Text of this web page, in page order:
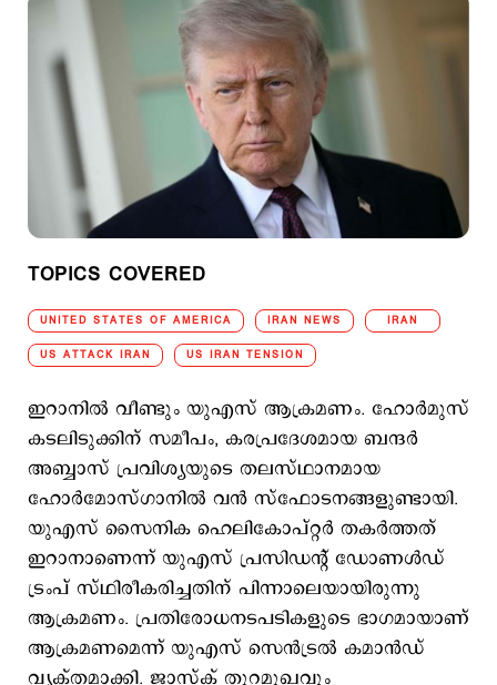
TOPICS COVERED
UNITED STATES OF AMERICA IRAN NEWS IRAN
US ATTACK IRAN US IRAN TENSION
ഇറാനില്‍ വീണ്ടും യുഎസ് ആക്രമണം. ഹോര്‍മുസ്
കടലിടുക്കിന് സമീപം, കരപ്രദേശമായ ബന്ദര്‍
അബ്ബാസ് പ്രവിശ്യയുടെ തലസ്ഥാനമായ
ഹോര്‍മോസ്ഗാനില്‍ വന്‍ സ്ഫോടനങ്ങളുണ്ടായി.
യുഎസ് സൈനിക ഹെലികോപ്റ്റര്‍ തകര്‍ത്തത്
ഇറാനാണെന്ന് യുഎസ് പ്രസിഡന്റ് ഡോണള്‍ഡ്
ട്രംപ് സ്ഥിരീകരിച്ചതിന് പിന്നാലെയായിരുന്നു
ആക്രമണം. പ്രതിരോധനടപടികളുടെ ഭാഗമായാണ്
ആക്രമണമെന്ന് യുഎസ് സെന്‍ട്രല്‍ കമാന്‍ഡ്
വ്യക്തമാക്കി. ജാസ്ക് തുറമുഖവും